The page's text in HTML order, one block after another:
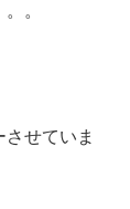
。
せていま